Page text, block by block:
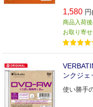
1,580
商品入荷
お取り寄せ
ンクジ
使い勝手